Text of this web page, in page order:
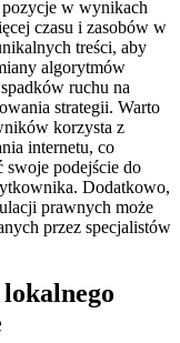
pozycje w wynikach
czasu i zasobów w
treści, aby
algorytmów
ruchu na
strategii. Warto
korzysta z
internetu, co
swoje podejście do
Dodatkowo,
prawnych może
przez specjalistów